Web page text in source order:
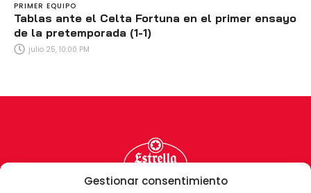
Gestionar consentimiento
PRIMER EQUIPO
Tablas ante el Celta Fortuna en el primer ensayo
de la pretemporada (1-1)
julio 25, 10:00 PM